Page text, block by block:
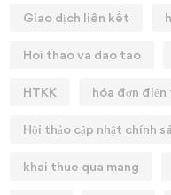
Giao dịch liên kết
Hoi thao va dao tao
HTKK hóa đơn điện
Hội thảo cập nhật chính
khai thue qua mang